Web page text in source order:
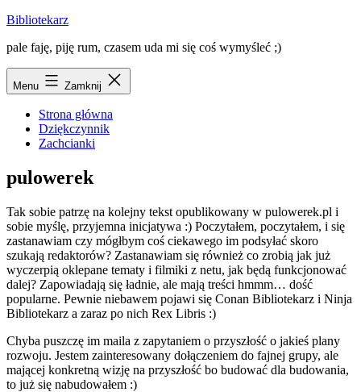
Przejdź
treści
Bibliotekarz
pale faję, piję rum, czasem uda mi się coś wymyśleć ;)
Menu Zamknij
Strona główna
Dziękczynnik
Zachcianki
pulowerek
Tak sobie patrzę na kolejny tekst opublikowany w pulowerek.pl i
sobie myślę, przyjemna inicjatywa :) Poczytałem, poczytałem, i się
zastanawiam czy mógłbym coś ciekawego im podsyłać skoro
szukają redaktorów? Zastanawiam się również co zrobią jak już
wyczerpią oklepane tematy i filmiki z netu, jak będą funkcjonować
dalej? Zapowiadają się ładnie, ale mają treści hmmm… dość
popularne. Pewnie niebawem pojawi się Conan Bibliotekarz i Ninja
Bibliotekarz a zaraz po nich Rex Libris :)
Chyba puszczę im maila z zapytaniem o przyszłość o jakieś plany
rozwoju. Jestem zainteresowany dołączeniem do fajnej grupy, ale
mającej konkretną wizję na przyszłość bo budować dla budowania,
to już się nabudowałem :)